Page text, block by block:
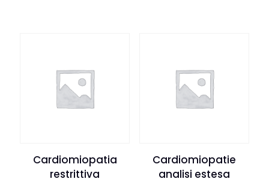
Cardiomiopatia
restrittiva
Cardiomiopatie
analisi estesa